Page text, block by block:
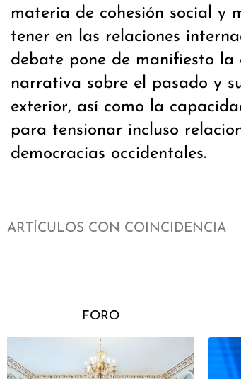
materia de cohesión social y
tener en las relaciones
debate pone de manifiesto
narrativa sobre el pasado y
exterior, así como la
para tensionar incluso
democracias occidentales.
ARTÍCULOS CON COINCIDENCIA
FORO